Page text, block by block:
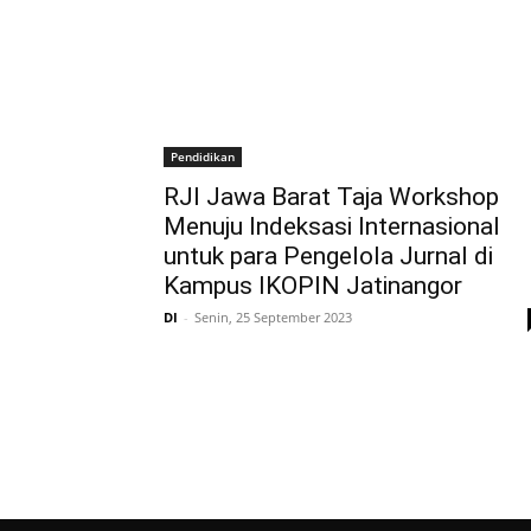
Pendidikan
RJI Jawa Barat Taja Workshop
Menuju Indeksasi Internasional
untuk para Pengelola Jurnal di
Kampus IKOPIN Jatinangor
DI - Senin, 25 September 2023